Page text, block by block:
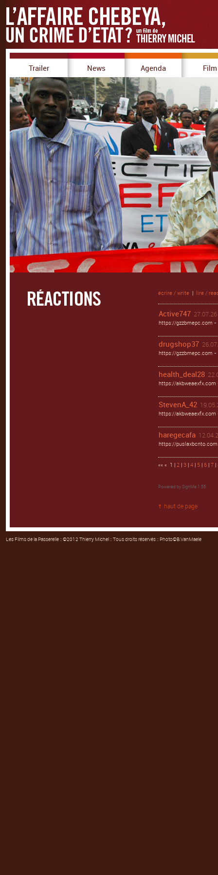
Trailer News Agenda Film
écrire / write | lire /
Active747
https://gzzbmepc.com
drugshop37
https://gzzbmepc.com
health_deal28
https://akbweaexfx.com
StevenA_42
https://akbweaexfx.com
haregecafa
https://
«« « 1 | 2 | 3 | 4 | 5 | 6 | 7 |
Powered by SignMe 1.55
haut de page
Les Films de la Passerelle:: ©2012 Thierry Michel :: Tous droits réservés :: Photo©B.VanMaele